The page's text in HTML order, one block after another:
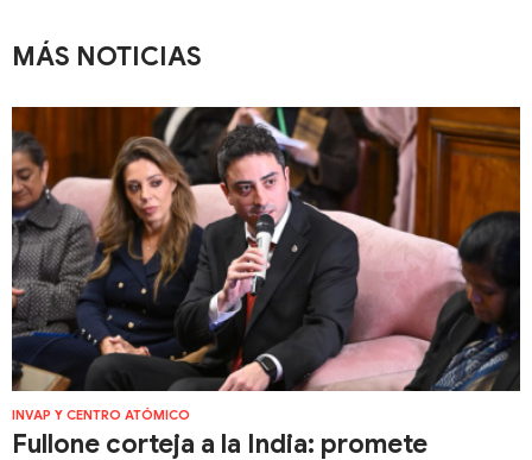
MÁS NOTICIAS
INVAP Y CENTRO ATÓMICO
Fullone corteja a la India: promete